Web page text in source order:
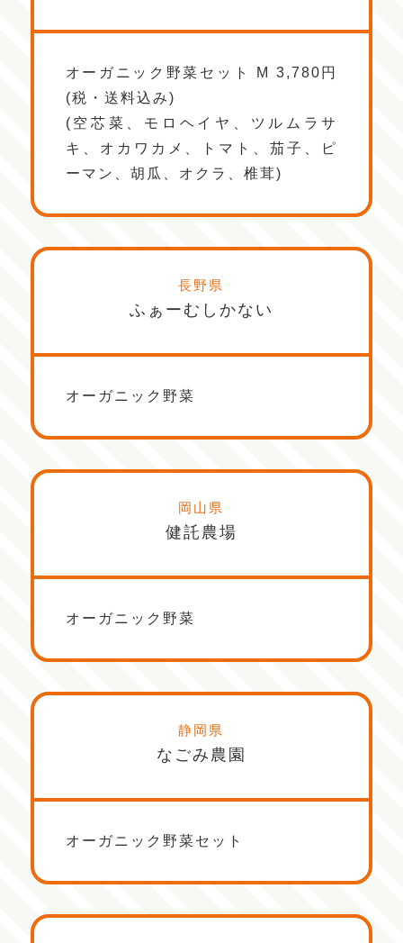
オーガニック野菜セット M 3,780円
(税・送料込み)
(空芯菜、モロヘイヤ、ツルムラサ
キ、オカワカメ、トマト、茄子、ピ
ーマン、胡瓜、オクラ、椎茸)
長野県
ふぁーむしかない
オーガニック野菜
岡山県
健託農場
オーガニック野菜
静岡県
なごみ農園
オーガニック野菜セット